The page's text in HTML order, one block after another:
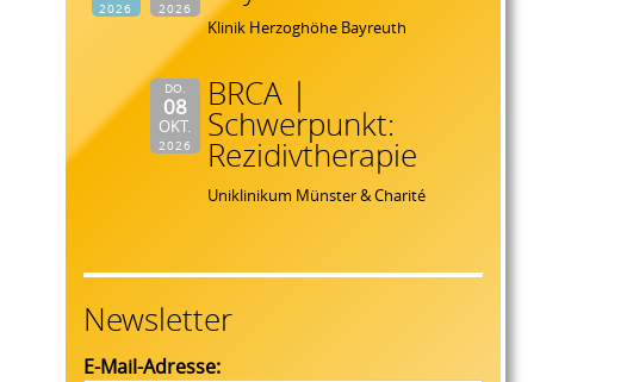
2026 2026
Klinik Herzoghöhe Bayreuth
DO.
08
OKT.
2026
BRCA |
Schwerpunkt:
Rezidivtherapie
Uniklinikum Münster & Charité
Newsletter
E-Mail-Adresse: